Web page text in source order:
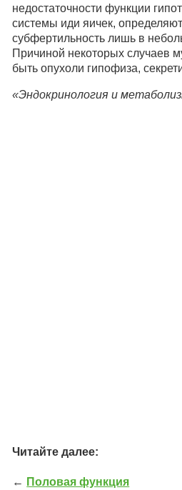
недостаточности функции
системы иди яичек,
субфертильность лишь в
Причиной некоторых случаев
быть опухоли гипофиза,
«Эндокринология и
Читайте далее:
← Половая функция